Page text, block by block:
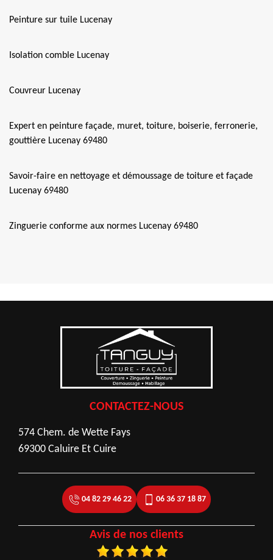
Peinture sur tuile Lucenay
Isolation comble Lucenay
Couvreur Lucenay
Expert en peinture façade, muret, toiture, boiserie, ferronerie,
gouttière Lucenay 69480
Savoir-faire en nettoyage et démoussage de toiture et façade
Lucenay 69480
Zinguerie conforme aux normes Lucenay 69480
CONTACTEZ-NOUS
574 Chem. de Wette Fays
69300 Caluire Et Cuire
04 82 29 46 22 06 36 37 18 87
Avis de nos clients